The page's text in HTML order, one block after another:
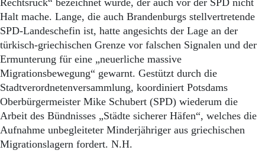
Start
Wer wir sind
Aktuelle Ausgabe
Abonnenten-Login
Abonnent werden
Abo Prämien
Archiv
Mediadaten
Kontakt
Impressum
Rechtsruck“ bezeichnet wurde, der auch vor der SPD nicht
Halt mache. Lange, die auch Brandenburgs stellvertretende
SPD-Landeschefin ist, hatte angesichts der Lage an der
türkisch-griechischen Grenze vor falschen Signalen und der
Ermunterung für eine „neuerliche massive
Migrationsbewegung“ gewarnt. Gestützt durch die
Stadtverordnetenversammlung, koordiniert Potsdams
Oberbürgermeister Mike Schubert (SPD) wiederum die
Arbeit des Bündnisses „Städte sicherer Häfen“, welches die
Aufnahme unbegleiteter Minderjähriger aus griechischen
Migrationslagern fordert. N.H.